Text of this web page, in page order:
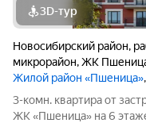
3D-тур
Новосибирский район,
микрорайон,ЖК
Жилой район «Пшеница»
3-комн. квартира от
ЖК «Пшеница» на 6